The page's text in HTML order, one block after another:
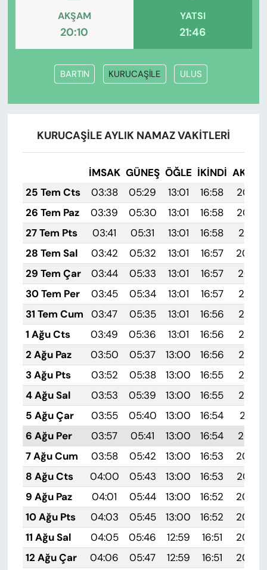
AKŞAM
20:10
YATSI
21:46
BARTIN KURUCAŞİLE ULUS
KURUCAŞİLE AYLIK NAMAZ VAKITLERI
İMSAK GÜNEŞ ÖĞLE İKINDI
25 Tem Cts
03:38 05:29 13:01 16:58
20:23
26 Tem Paz
03:39 05:30 13:01 16:58
20:22
27 Tem Pts
03:41 05:31 13:01 16:58
20:21
28 Tem Sal
03:42 05:32 13:01 16:57
20:20
29 Tem Çar
03:44 05:33 13:01 16:57
20:19
30 Tem Per
03:45 05:34 13:01 16:57
20:18
31 Tem Cum
03:47 05:35 13:01 16:56
20:17
1 Ağu Cts
03:49 05:36 13:01 16:56
20:15
2 Ağu Paz
03:50 05:37 13:00 16:56
20:14
3 Ağu Pts
03:52 05:38 13:00 16:55
20:13
4 Ağu Sal
03:53 05:39 13:00 16:55
20:12
5 Ağu Çar
03:55 05:40 13:00 16:54
20:11
6 Ağu Per
03:57 05:41 13:00 16:54
20:10
7 Ağu Cum
03:58 05:42 13:00 16:53
20:08
8 Ağu Cts
04:00 05:43 13:00 16:53
20:07
9 Ağu Paz
04:01 05:44 13:00 16:52
20:06
10 Ağu Pts
04:03 05:45 13:00 16:52
20:04
11 Ağu Sal
04:05 05:46 12:59 16:51
20:03
12 Ağu Çar
04:06 05:47 12:59 16:51
20:02